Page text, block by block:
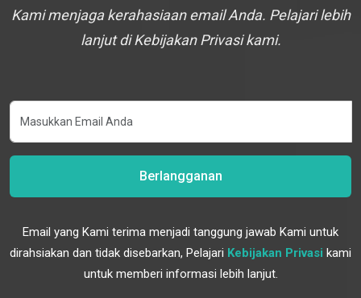
Kami menjaga kerahasiaan email Anda. Pelajari lebih
lanjut di Kebijakan Privasi kami.
Berlangganan
Email yang Kami terima menjadi tanggung jawab Kami untuk
dirahsiakan dan tidak disebarkan, Pelajari Kebijakan Privasi kami
untuk memberi informasi lebih lanjut.